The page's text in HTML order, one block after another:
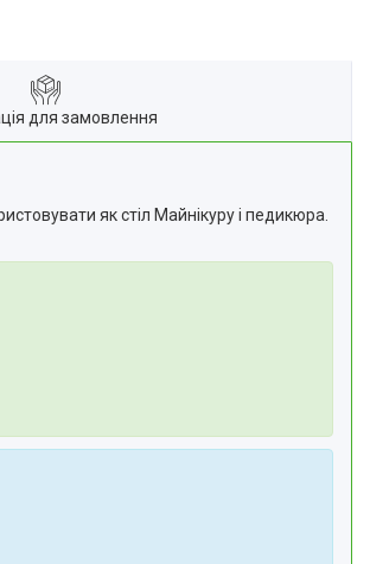
для замовлення
як стіл Майнікуру і педикюра.